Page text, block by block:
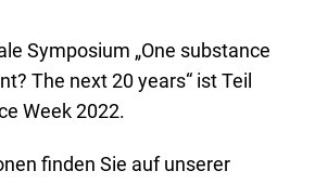
Symposium „One substance
The next 20 years“ ist Teil
Week 2022.
finden Sie auf unsererE